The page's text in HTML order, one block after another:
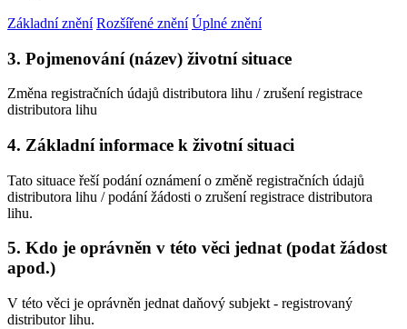
Základní znění Rozšířené znění Úplné znění
3. Pojmenování (název) životní situace
Změna registračních údajů distributora lihu / zrušení registrace
distributora lihu
4. Základní informace k životní situaci
Tato situace řeší podání oznámení o změně registračních údajů
distributora lihu / podání žádosti o zrušení registrace distributora
lihu.
5. Kdo je oprávněn v této věci jednat (podat žádost
apod.)
V této věci je oprávněn jednat daňový subjekt - registrovaný
distributor lihu.